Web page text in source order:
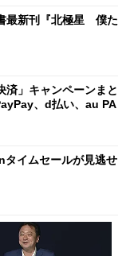
最新刊『北極星 僕た
済」キャンペーンまと
、d払い、au PA
タイムセールが見逃せ